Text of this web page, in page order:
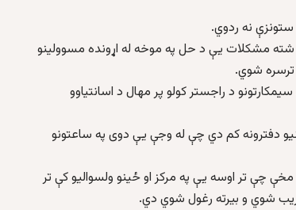
ستونزې نه ردوي.
شته مشکلات یې د حل په موخه له اړونده مسوولینو
ترسره شوي.
د راجستر کولو پر مهال د اسانتیاوو
دفترونه کم دي چې له وجې یې دوی په ساعتونو
مخې چې تر اوسه یې په مرکز او ځینو ولسوالیو کې تر